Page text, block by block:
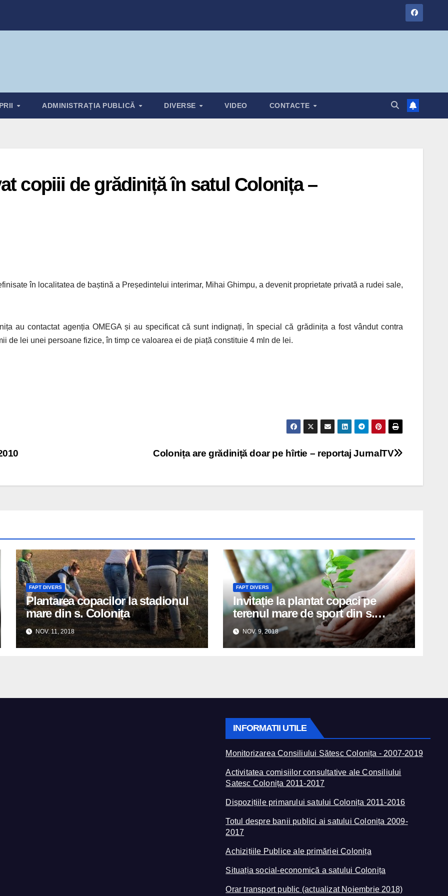
ADMINISTRAȚIA PUBLICĂ DIVERSE VIDEO CONTACTE
copiii de grădiniță în satul Colonița –
în localitatea de baștină a Președintelui interimar, Mihai Ghimpu, a devenit proprietate privată a rudei sale,
au contactat agenția OMEGA și au specificat că sunt indignați, în special că grădinița a fost vândut contra
de lei unei persoane fizice, în timp ce valoarea ei de piață constituie 4 mln de lei.
Colonița are grădiniță doar pe hîrtie – reportaj JurnalTV
FAPT DIVERS
Plantarea copacilor la stadionul
mare din s. Colonița
NOV. 11, 2018
FAPT DIVERS
Invitație la plantat copaci pe
terenul mare de sport din s.
Colonița – sîmbătă, 10 noiembrie,
orele 11
NOV. 9, 2018
INFORMATII UTILE
Monitorizarea Consiliului Sătesc Colonița - 2007-2019
Activitatea comisiilor consultative ale Consiliului
Satesc Colonița 2011-2017
Dispozițiile primarului satului Colonița 2011-2016
Totul despre banii publici ai satului Colonița 2009-
2017
Achizițiile Publice ale primăriei Colonița
Situația social-economică a satului Colonița
Orar transport public (actualizat Noiembrie 2018)